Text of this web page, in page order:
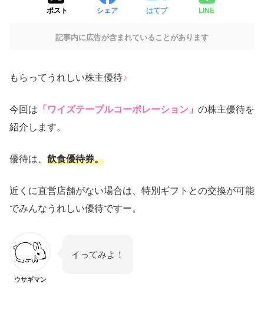
ポスト シェア はてブ LINE
記事内に広告が含まれていることがあります
もらってうれしい株主優待♪
今回は 「ワイズテーブルコーポレーション」 の株主優待を
紹介します。
優待は、 飲食優待券。
近くに直営店舗がない場合は、特別ギフトとの交換が可能
でみんなうれしい優待ですー。
ウサギマン
イってみよ！